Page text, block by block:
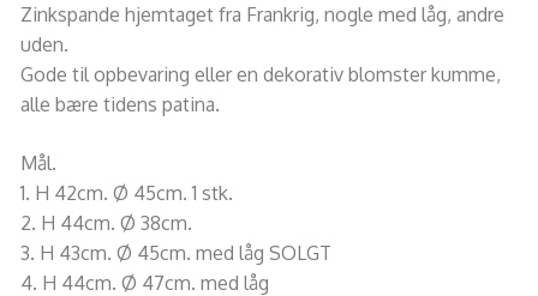
Zinkspande hjemtaget fra Frankrig, nogle med låg, andre
uden.
Gode til opbevaring eller en dekorativ blomster kumme,
alle bære tidens patina.
Mål.
1. H 42cm. Ø 45cm. 1 stk.
2. H 44cm. Ø 38cm.
3. H 43cm. Ø 45cm. med låg SOLGT
4. H 44cm. Ø 47cm. med låg